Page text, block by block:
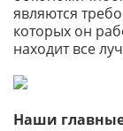
являются
которых он
находит все
Наши